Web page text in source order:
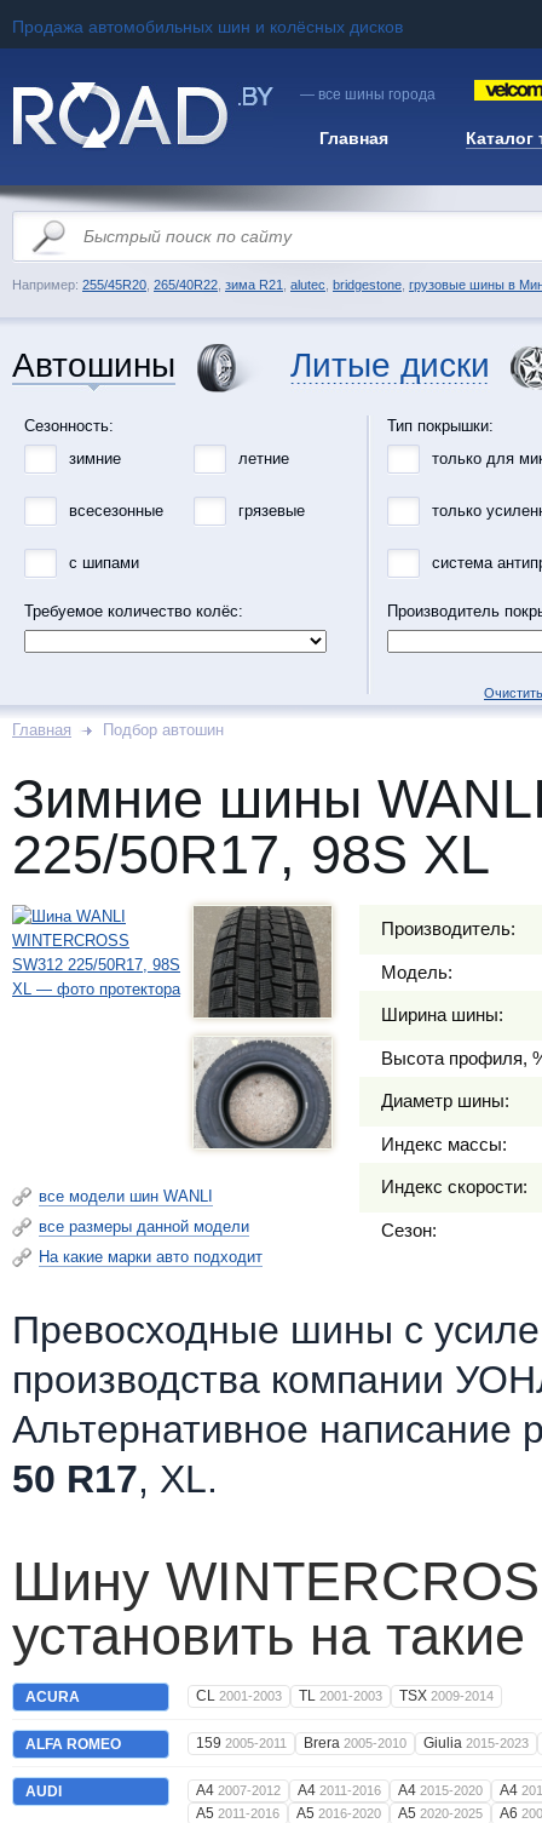
Продажа автомобильных шин и колёсных дисков
— все шины города
Главная Каталог
Например: 255/45R20 265/40R22 зима R21 alutec bridgestone грузовые шины в
Автошины Литые диски
Сезонность:
зимние
летние
всесезонные грязевые
с шипами
Требуемое количество колёс:
Тип покрышки:
только для
только
система
Производитель
Главная Подбор автошин
Зимние шины
225/50R17, 98S XL
все модели шин WANLI
все размеры данной модели
На какие марки авто подходит
Производитель:
Модель:
Ширина шины:
Высота профиля,
Диаметр шины:
Индекс массы:
Индекс скорости:
Сезон:
Превосходные шины c
производства компании
Альтернативное написание
50 R17, XL.
Шину
установить на
ACURA CL 2001-2003 TL 2001-2003 TSX 2009-2014
ALFA ROMEO 159 2005-2011 Brera 2005-2010 Giulia 2015-2023
AUDI A4 2007-2012 A4 2011-2016 A4 2015-2020 A4
A5 2011-2016 A5 2016-2020 A5 2020-2025 A6